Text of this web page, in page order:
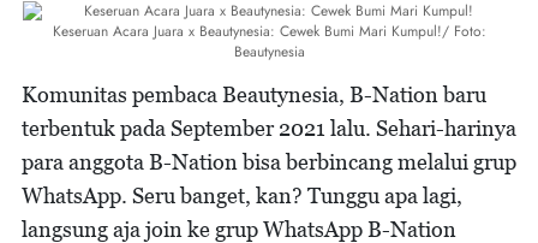
Keseruan Acara Juara x Beautynesia: Cewek Bumi Mari Kumpul!/ Foto:
Beautynesia
Komunitas pembaca Beautynesia, B-Nation baru
terbentuk pada September 2021 lalu. Sehari-harinya
para anggota B-Nation bisa berbincang melalui grup
WhatsApp. Seru banget, kan? Tunggu apa lagi,
langsung aja join ke grup WhatsApp B-Nation